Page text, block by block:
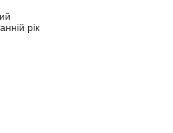
рік